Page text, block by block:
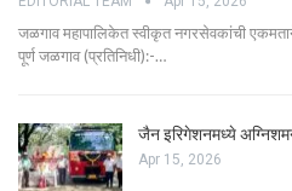
जळगाव महापालिकेत स्वीकृत नगरसेवकांची
पूर्ण जळगाव (प्रतिनिधी):-…
जैन इरिगेशनमध्ये
Apr 15, 2026